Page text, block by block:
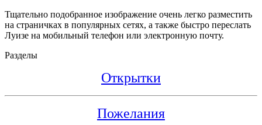
Тщательно подобранное изображение очень легко разместить
на страничках в популярных сетях, а также быстро переслать
Луизе на мобильный телефон или электронную почту.
Разделы
Открытки
Пожелания